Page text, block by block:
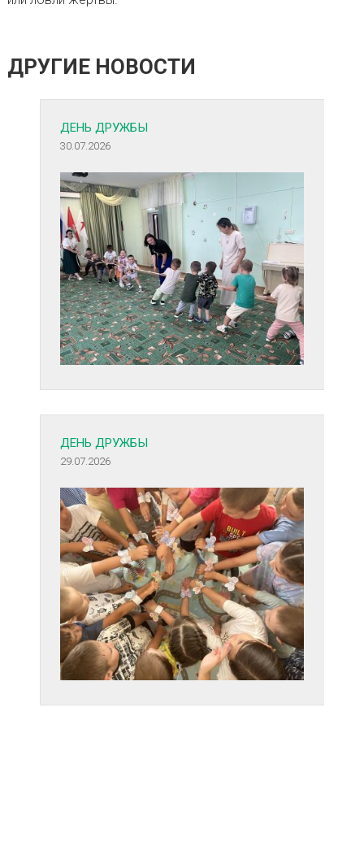
ДРУГИЕ НОВОСТИ
ДЕНЬ ДРУЖБЫ
30.07.2026
ДЕНЬ ДРУЖБЫ
29.07.2026